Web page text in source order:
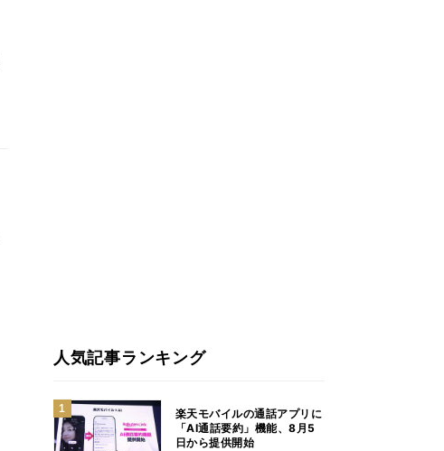
人気記事ランキング
楽天モバイルの通話アプリに
「AI通話要約」機能、8月5
日から提供開始